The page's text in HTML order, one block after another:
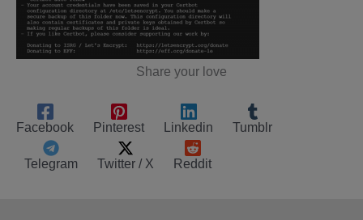
Share your love
Facebook Pinterest Linkedin Tumblr
Telegram Twitter / X Reddit